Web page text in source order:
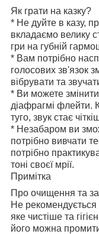
Як грати на казку?
* Не дуйте в казу,
вкладаємо велику
гри на губній
* Вам потрібно
голосових зв'язок
вібрувати та
* Ви можете
діафрагмі флейти.
туго, звук стає
* Незабаром ви
потрібно вивчати
потрібно
тоні своєї мрії.
Примітка
Про очищення та
Не рекомендується
яке чистіше та
його можна